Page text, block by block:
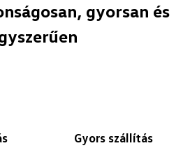
gyorsan és
Gyors szállítás